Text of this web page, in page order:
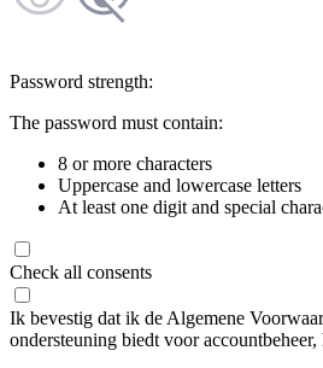
Password strength:
The password must contain:
8 or more characters
Uppercase and lowercase letters
At least one digit and special
Check all consents
Ik bevestig dat ik de Algemene
ondersteuning biedt voor